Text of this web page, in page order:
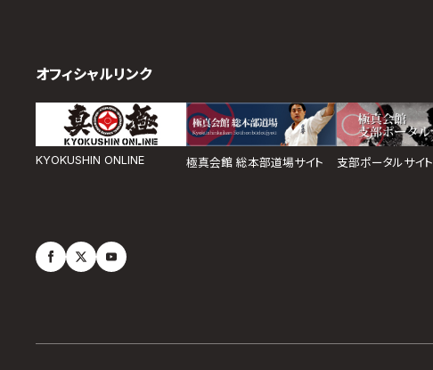
オフィシャルリンク
KYOKUSHIN ONLINE 極真会館 総本部道場サイト 支部ポータルサイト